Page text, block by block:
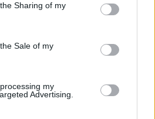
usage behaviour. You may click to
and its third-party tags to
purposes in below Google
Sharing of my
Sale of my
my
Advertising.
οι λιανικές πωλήσεις στις
από το